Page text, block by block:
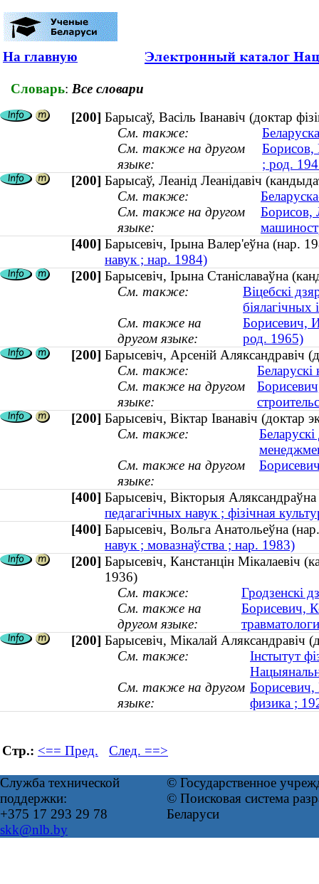
На главную
Словарь: Все словари
[200] Барысаў, Васіль Іванавіч (доктар
См. также:
См. также на другом
языке:
Борисов,
; род.
[200] Барысаў, Леанід Леанідавіч
См. также:
См. также на другом
языке:
Борисов,
[400] Барысевіч, Ірына Валер'еўна (нар.
навук ; нар. 1984)
[200] Барысевіч, Ірына Станіславаўна
См. также:
Віцебскі
біялагічных
См. также на
другом языке:
Борисевич,
род. 1965)
[200] Барысевіч, Арсеній Аляксандравіч
См. также:
См. также на другом
языке:
[200] Барысевіч, Віктар Іванавіч (доктар
См. также:
См. также на другом
языке:
[400] Барысевіч, Вікторыя
педагагічных навук ; фізічная
[400] Барысевіч, Вольга Анатольеўна
навук ; мовазнаўства ; нар. 1983)
[200] Барысевіч, Канстанцін Мікалаевіч
1936)
См. также:
Гродзенскі
См. также на
другом языке:
Борисевич,
[200] Барысевіч, Мікалай Аляксандравіч
См. также:
Інстытут
См. также на другом
языке:
Борисевич,
физика ;
Стр.: <== Пред. След. ==>
Служба технической
поддержки:
+375 17 293 29 78
skk@nlb.by
© Государственное
© Поисковая система
Беларуси